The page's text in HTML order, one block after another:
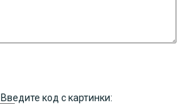
Введите код с картинки: